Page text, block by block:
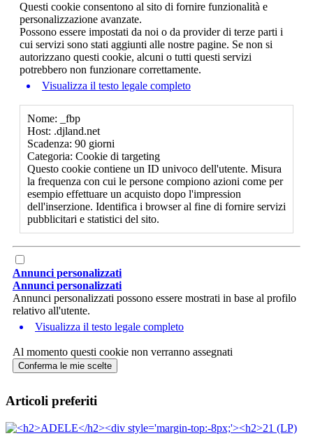
Questi cookie consentono al sito di fornire funzionalità e
personalizzazione avanzate.
Possono essere impostati da noi o da provider di terze parti i
cui servizi sono stati aggiunti alle nostre pagine. Se non si
autorizzano questi cookie, alcuni o tutti questi servizi
potrebbero non funzionare correttamente.
Visualizza il testo legale completo
Nome: _fbp
Host: .djland.net
Scadenza: 90 giorni
Categoria: Cookie di targeting
Questo cookie contiene un ID univoco dell'utente. Misura
la frequenza con cui le persone compiono azioni come per
esempio effettuare un acquisto dopo l'impression
dell'inserzione. Identifica i browser al fine di fornire servizi
pubblicitari e statistici del sito.
Annunci personalizzati
Annunci personalizzati
Annunci personalizzati possono essere mostrati in base al profilo
relativo all'utente.
Visualizza il testo legale completo
Al momento questi cookie non verranno assegnati
Conferma le mie scelte
Articoli preferiti